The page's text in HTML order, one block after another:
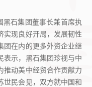
黑石集团董事长兼首席执
实现良好开局，发展韧性
团在内的更多外资企业继
表示，黑石集团珍视与中
推动美中经贸合作贡献力
世民会见，双方就中国和